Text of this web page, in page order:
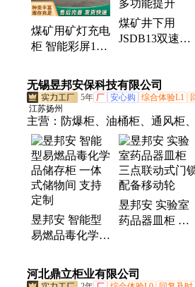
煤矿用矿灯充电
柜 智能彩屏100
材质防锈可定制
煤矿井下用
JSDB13双速绞
多功能提升
无锡昱邦安保科技有限公司
5年 厂 安心购 综合体验L1
江苏扬州
主营： 防爆柜、油桶柜、通风柜
爆、净气型药品柜
昱邦安 智能型
易燃品毒化学品
储物间 支持定
制
昱邦安 实验室
药品器皿柜 三
河北鼎立柜业有限公司